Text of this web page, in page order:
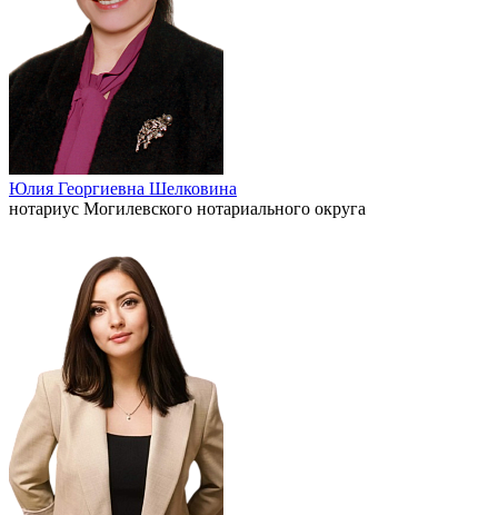
Юлия Георгиевна Шелковина
нотариус Могилевского нотариального округа